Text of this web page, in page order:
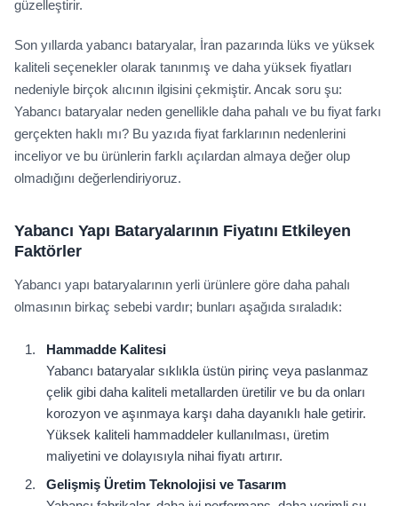
güzelleştirir.
Son yıllarda yabancı bataryalar, İran pazarında lüks ve yüksek
kaliteli seçenekler olarak tanınmış ve daha yüksek fiyatları
nedeniyle birçok alıcının ilgisini çekmiştir. Ancak soru şu:
Yabancı bataryalar neden genellikle daha pahalı ve bu fiyat farkı
gerçekten haklı mı? Bu yazıda fiyat farklarının nedenlerini
inceliyor ve bu ürünlerin farklı açılardan almaya değer olup
olmadığını değerlendiriyoruz.
Yabancı Yapı Bataryalarının Fiyatını Etkileyen
Faktörler
Yabancı yapı bataryalarının yerli ürünlere göre daha pahalı
olmasının birkaç sebebi vardır; bunları aşağıda sıraladık:
Hammadde Kalitesi
Yabancı bataryalar sıklıkla üstün pirinç veya paslanmaz
çelik gibi daha kaliteli metallarden üretilir ve bu da onları
korozyon ve aşınmaya karşı daha dayanıklı hale getirir.
Yüksek kaliteli hammaddeler kullanılması, üretim
maliyetini ve dolayısıyla nihai fiyatı artırır.
Gelişmiş Üretim Teknolojisi ve Tasarım